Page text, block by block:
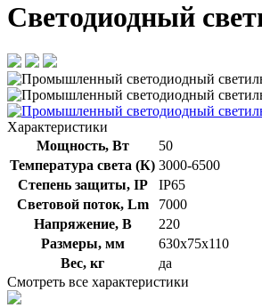
Светодиодный
Характеристики
Мощность, Вт
50
Температура света (К) 3000-6500
Степень защиты, IP
IP65
Световой поток, Lm
7000
Напряжение, В
220
Размеры, мм
630х75х110
Вес, кг
да
Смотреть все характеристики